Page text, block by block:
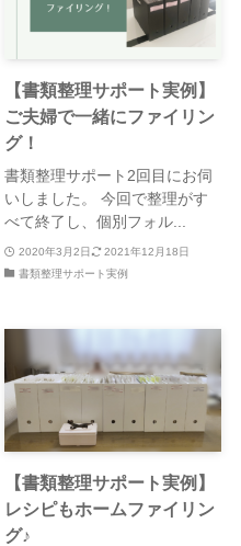
【書類整理サポート実例】
ご夫婦で一緒にファイリン
グ！
書類整理サポート2回目にお伺
いしました。 今回で整理がす
べて終了し、個別フォル...
2020年3月2日
2021年12月18日
書類整理サポート実例
【書類整理サポート実例】
レシピもホームファイリン
グ♪